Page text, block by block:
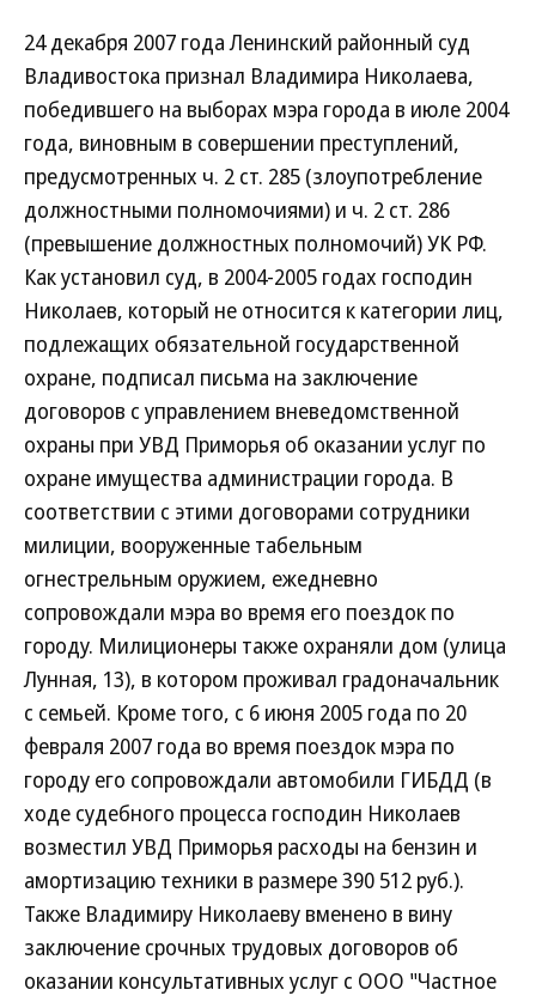
24 декабря 2007 года Ленинский районный суд
Владивостока признал Владимира Николаева,
победившего на выборах мэра города в июле 2004
года, виновным в совершении преступлений,
предусмотренных ч. 2 ст. 285 (злоупотребление
должностными полномочиями) и ч. 2 ст. 286
(превышение должностных полномочий) УК РФ.
Как установил суд, в 2004-2005 годах господин
Николаев, который не относится к категории лиц,
подлежащих обязательной государственной
охране, подписал письма на заключение
договоров с управлением вневедомственной
охраны при УВД Приморья об оказании услуг по
охране имущества администрации города. В
соответствии с этими договорами сотрудники
милиции, вооруженные табельным
огнестрельным оружием, ежедневно
сопровождали мэра во время его поездок по
городу. Милиционеры также охраняли дом (улица
Лунная, 13), в котором проживал градоначальник
с семьей. Кроме того, с 6 июня 2005 года по 20
февраля 2007 года во время поездок мэра по
городу его сопровождали автомобили ГИБДД (в
ходе судебного процесса господин Николаев
возместил УВД Приморья расходы на бензин и
амортизацию техники в размере 390 512 руб.).
Также Владимиру Николаеву вменено в вину
заключение срочных трудовых договоров об
оказании консультативных услуг с ООО "Частное